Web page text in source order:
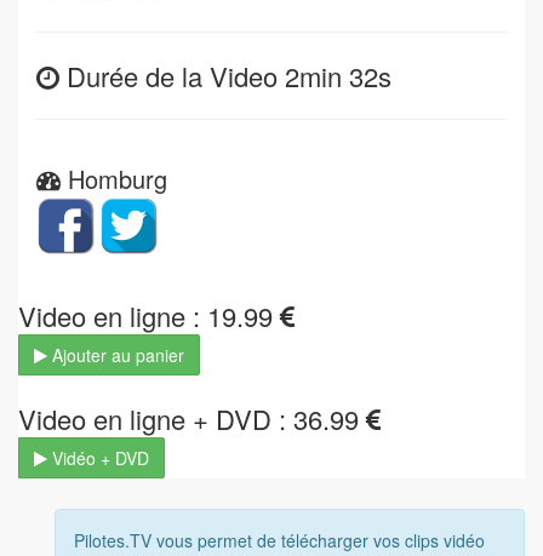
Durée de la Video 2min 32s
Homburg
Video en ligne : 19.99
Ajouter au panier
Video en ligne + DVD : 36.99
Vidéo + DVD
Pilotes.TV vous permet de télécharger vos clips vidéo